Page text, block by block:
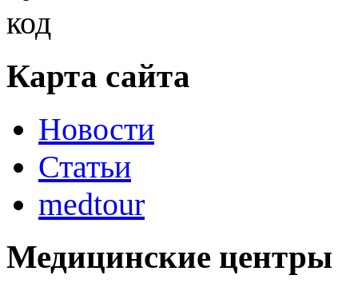
Карта сайта
Новости
Статьи
medtour
Медицинские центры